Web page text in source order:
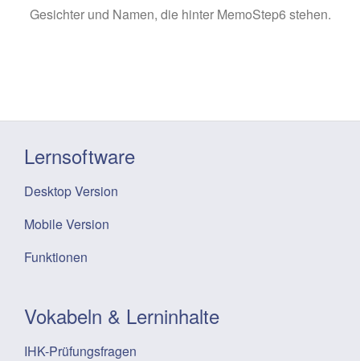
Gesichter und Namen, die hinter MemoStep6 stehen.
Lernsoftware
Desktop Version
Mobile Version
Funktionen
Vokabeln & Lerninhalte
IHK-Prüfungsfragen